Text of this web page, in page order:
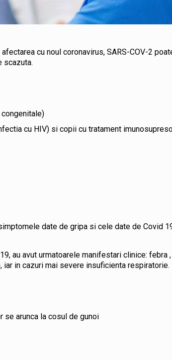
cu noul coronavirus, SARS-COV-2
scazuta.
cu HIV) si copii cu tratament
date de gripa si cele date de Covid
au avut urmatoarele manifestari clinice: febra
iar in cazuri mai severe insuficienta respiratorie.
se arunca la cosul de gunoi